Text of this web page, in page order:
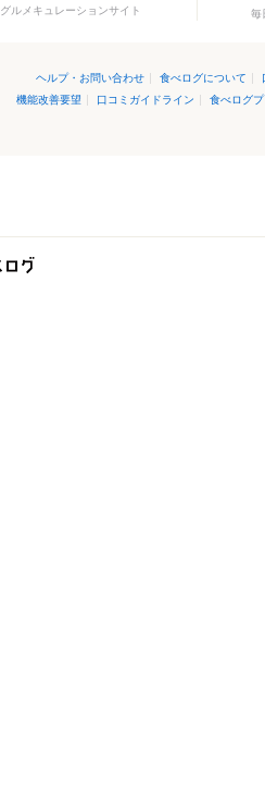
グルメキュレーションサイト 毎
ヘルプ・お問い合わせ | 食べログについて |
機能改善要望 | 口コミガイドライン | 食べログ